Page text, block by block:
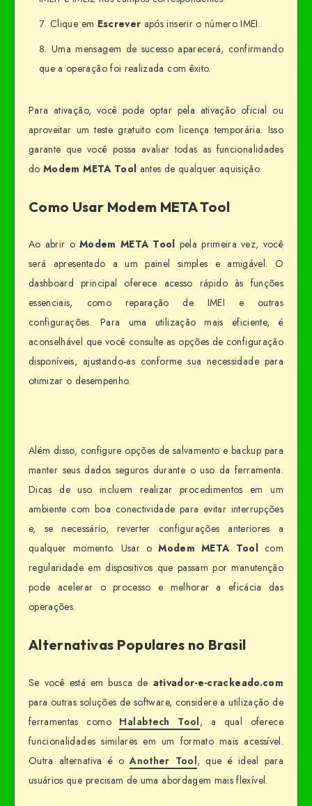
Clique em Escrever após inserir o número IMEI.
Uma mensagem de sucesso aparecerá, confirmando
que a operação foi realizada com êxito.
Para ativação, você pode optar pela ativação oficial ou
aproveitar um teste gratuito com licença temporária. Isso
garante que você possa avaliar todas as funcionalidades
doModem META Tool antes de qualquer aquisição.
Como Usar Modem META Tool
Ao abrir oModem META Tool pela primeira vez, você
será apresentado a um painel simples e amigável. O
dashboard principal oferece acesso rápido às funções
essenciais, como reparação de IMEI e outras
configurações. Para uma utilização mais eficiente, é
aconselhável que você consulte as opções de configuração
disponíveis, ajustando-as conforme sua necessidade para
otimizar o desempenho.
Além disso, configure opções de salvamento e backup para
manter seus dados seguros durante o uso da ferramenta.
Dicas de uso incluem realizar procedimentos em um
ambiente com boa conectividade para evitar interrupções
e, se necessário, reverter configurações anteriores a
qualquer momento. Usar oModem META Toolcom
regularidade em dispositivos que passam por manutenção
pode acelerar o processo e melhorar a eficácia das
operações.
Alternativas Populares no Brasil
Se você está em busca de ativador-e-crackeado.com
para outras soluções de software, considere a utilização de
ferramentas como Halabtech Tool, a qual oferece
funcionalidades similares em um formato mais acessível.
Outra alternativa é oAnother Tool, que é ideal para
usuários que precisam de uma abordagem mais flexível.